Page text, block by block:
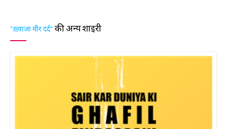
"ख़्वाजा मीर दर्द" की अन्य शाइरी